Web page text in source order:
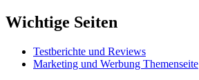
Wichtige Seiten
Testberichte und Reviews
Marketing und Werbung Themenseite